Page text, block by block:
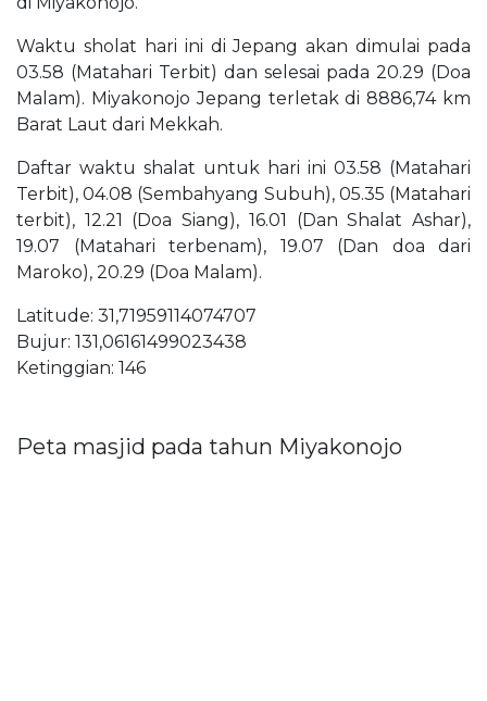
Waktu sholat hari ini di Jepang akan dimulai pada
03.58 (Matahari Terbit) dan selesai pada 20.29 (Doa
Malam). Miyakonojo Jepang terletak di 8886,74 km
Barat Laut dari Mekkah.
Daftar waktu shalat untuk hari ini 03.58 (Matahari
Terbit), 04.08 (Sembahyang Subuh), 05.35 (Matahari
terbit), 12.21 (Doa Siang), 16.01 (Dan Shalat Ashar),
19.07 (Matahari terbenam), 19.07 (Dan doa dari
Maroko), 20.29 (Doa Malam).
Latitude: 31,71959114074707
Bujur: 131,06161499023438
Ketinggian: 146
Peta masjid pada tahun Miyakonojo